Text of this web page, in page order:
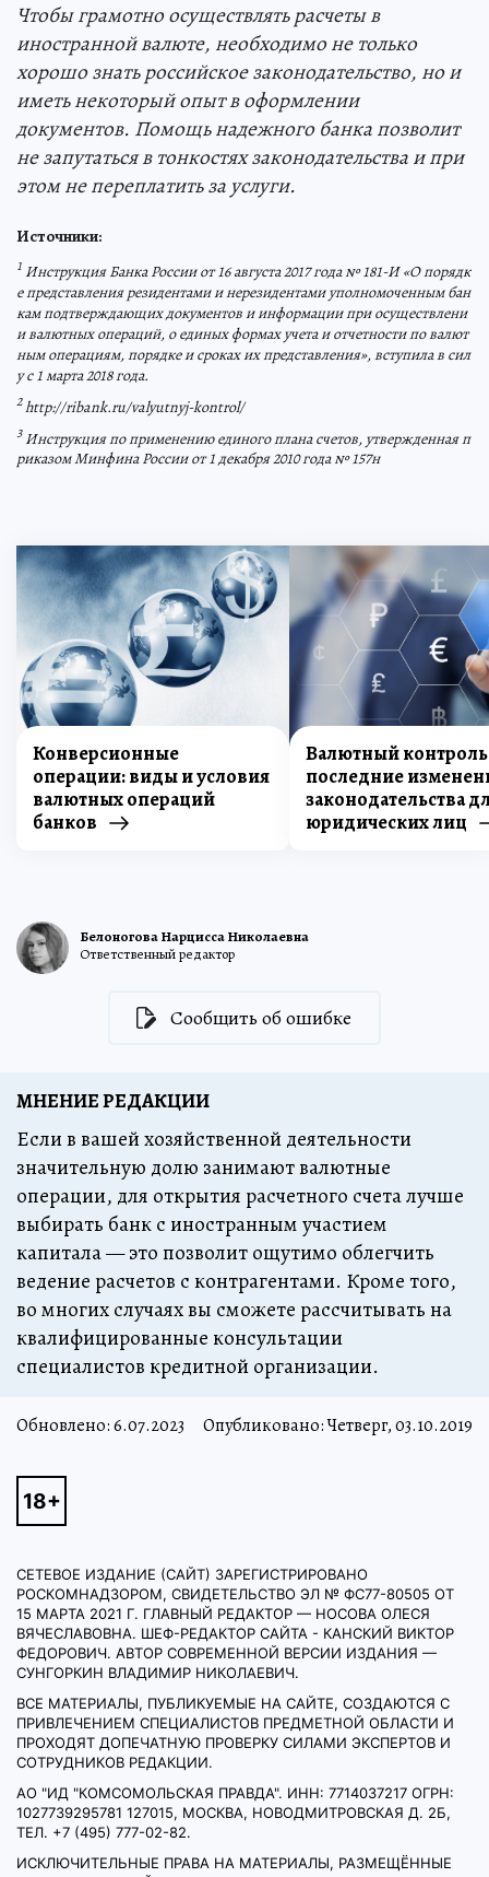
Чтобы грамотно осуществлять расчеты в
иностранной валюте, необходимо не только
хорошо знать российское законодательство, но и
иметь некоторый опыт в оформлении
документов. Помощь надежного банка позволит
не запутаться в тонкостях законодательства и при
этом не переплатить за услуги.
Источники:
1 Инструкция Банка России от 16 августа 2017 года № 181-И «О порядк
е представления резидентами и нерезидентами уполномоченным бан
кам подтверждающих документов и информации при осуществлени
и валютных операций, о единых формах учета и отчетности по валют
ным операциям, порядке и сроках их представления», вступила в сил
у с 1 марта 2018 года.
2http://ribank.ru/valyutnyj-kontrol/
3Инструкция по применению единого плана счетов, утвержденная п
риказом Минфина России от 1 декабря 2010 года № 157н
Конверсионные
операции: виды и условия
валютных операций
банков
Валютный
последние
законодательства
юридических лиц
Белоногова Нарцисса Николаевна
Ответственный редактор
Сообщить об ошибке
МНЕНИЕ РЕДАКЦИИ
Если в вашей хозяйственной деятельности
значительную долю занимают валютные
операции, для открытия расчетного счета лучше
выбирать банк с иностранным участием
капитала — это позволит ощутимо облегчить
ведение расчетов с контрагентами. Кроме того,
во многих случаях вы сможете рассчитывать на
квалифицированные консультации
специалистов кредитной организации.
Обновлено:6.07.2023 Опубликовано: Четверг, 03.10.2019
СЕТЕВОЕ ИЗДАНИЕ (САЙТ) ЗАРЕГИСТРИРОВАНО
РОСКОМНАДЗОРОМ, СВИДЕТЕЛЬСТВО ЭЛ № ФС77-80505 ОТ
15 МАРТА 2021 Г. ГЛАВНЫЙ РЕДАКТОР — НОСОВА ОЛЕСЯ
ВЯЧЕСЛАВОВНА. ШЕФ-РЕДАКТОР САЙТА - КАНСКИЙ ВИКТОР
ФЕДОРОВИЧ. АВТОР СОВРЕМЕННОЙ ВЕРСИИ ИЗДАНИЯ —
СУНГОРКИН ВЛАДИМИР НИКОЛАЕВИЧ.
ВСЕ МАТЕРИАЛЫ, ПУБЛИКУЕМЫЕ НА САЙТЕ, СОЗДАЮТСЯ С
ПРИВЛЕЧЕНИЕМ СПЕЦИАЛИСТОВ ПРЕДМЕТНОЙ ОБЛАСТИ И
ПРОХОДЯТ ДОПЕЧАТНУЮ ПРОВЕРКУ СИЛАМИ ЭКСПЕРТОВ И
СОТРУДНИКОВ РЕДАКЦИИ.
АО "ИД "КОМСОМОЛЬСКАЯ ПРАВДА". ИНН: 7714037217 ОГРН:
1027739295781 127015, МОСКВА, НОВОДМИТРОВСКАЯ Д. 2Б,
ТЕЛ. +7 (495) 777-02-82.
ИСКЛЮЧИТЕЛЬНЫЕ ПРАВА НА МАТЕРИАЛЫ, РАЗМЕЩЁННЫЕ